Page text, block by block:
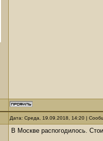
Дата: Среда, 19.09.2018, 14:20 |
В Москве распогодилось.